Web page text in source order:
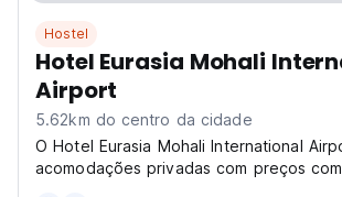
Hostel
Hotel Eurasia Mohali
Airport
5.62km do centro da cidade
O Hotel Eurasia Mohali International
acomodações privadas com preços